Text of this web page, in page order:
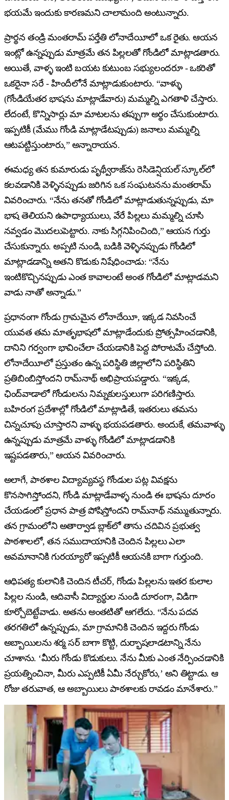
భయమే ఇందుకు కారణమని చాలామంది అంటున్నారు.
ప్రార్థన తండ్రి మంతరామ్ పర్తేతి లోనాదేయీలో ఒక రైతు. ఆయన
ఇంట్లో ఉన్నప్పుడు మాత్రమే తన పిల్లలతో గోండిలో మాట్లాడతారు.
అయితే, వాళ్ళ ఇంటి బయట కుటుంబ సభ్యులందరూ - ఒకరితో
ఒకరైనా సరే - హిందీలోనే మాట్లాడుకుంటారు. “వాళ్ళు
(గోండియేతర భాషను మాట్లాడేవారు) మమ్మల్ని ఎగతాళి చేస్తారు.
లేదంటే, కొన్నిసార్లు మా మాటలను తప్పుగా అర్థం చేసుకుంటారు.
ఇప్పటికీ (మేము గోండి మాట్లాడేటప్పుడు) జనాలు మమ్మల్ని
ఆటపట్టిస్తుంటారు,” అన్నారాయన.
ఈమధ్య తన కుమారుడు పృథ్వీరాజ్‌ను రెసిడెన్షియల్ స్కూల్‌లో
కలవడానికి వెళ్ళినప్పుడు జరిగిన ఒక సంఘటనను మంతరామ్
వివరించారు. “నేను తనతో గోండిలో మాట్లాడుతున్నప్పుడు, మా
భాష తెలియని ఉపాధ్యాయులు, వేరే పిల్లలు మమ్మల్ని చూసి
నవ్వడం మొదలుపెట్టారు. నాకు సిగ్గనిపించింది,” ఆయన గుర్తు
చేసుకున్నారు. అప్పటి నుండి, బడికి వెళ్ళినప్పుడు గోండిలో
మాట్లాడడాన్ని అతని కొడుకు నిషేధించాడు: “నేను
ఇంటికొచ్చినప్పుడు ఎంత కావాలంటే అంత గోండిలో మాట్లాడమని
వాడు నాతో అన్నాడు.”
ప్రధానంగా గోండు గ్రామమైన లోనాదేయీ, ఇక్కడ నివసించే
యువత తమ మాతృభాషలో మాట్లాడేందుకు ప్రోత్సహించడానికి,
దానిని గర్వంగా భావించేలా చేయడానికి పెద్ద పోరాటమే చేస్తోంది.
లోనాదేయీలో ప్రస్తుతం ఉన్న పరిస్థితి జిల్లాలోని పరిస్థితిని
ప్రతిబింబిస్తోందని రామ్‌నాథ్ అభిప్రాయపడ్డారు. “ఇక్కడ,
ఛింద్‌వాడాలో గోండులను నిమ్నకులస్తులుగా పరిగణిస్తారు.
బహిరంగ ప్రదేశాల్లో గోండిలో మాట్లాడితే, ఇతరులు తమను
చిన్నచూపు చూస్తారని వాళ్ళు భయపడతారు. అందుకే, తమవాళ్ళు
ఉన్నప్పుడు మాత్రమే వాళ్ళు గోండిలో మాట్లాడడానికి
ఇష్టపడతారు,” ఆయన వివరించారు.
అలాగే, పాఠశాల విద్యావ్యవస్థ గోండుల పట్ల వివక్షను
కొనసాగిస్తోందని, గోండి మాట్లాడేవాళ్ళ నుండి ఈ భాషను దూరం
చేయడంలో ప్రధాన పాత్ర పోషిస్తోందని రామ్‌నాథ్ నమ్ముతున్నారు.
తన గ్రామంలోని అతార్వాడ బ్లాక్‌లో తాను చదివిన ప్రభుత్వ
పాఠశాలలో, తన సముదాయానికి చెందిన పిల్లలు ఎలా
అవమానానికి గురయ్యారో ఇప్పటికీ ఆయనకి బాగా గుర్తుంది.
ఆధిపత్య కులానికి చెందిన టీచర్, గోండు పిల్లలను ఇతర కులాల
పిల్లల నుండి, ఆదివాసీ విద్యార్థుల నుండి దూరంగా, విడిగా
కూర్చోబెట్టేవాడు. అతను అంతటితో ఆగలేదు. “నేను పదవ
తరగతిలో ఉన్నప్పుడు, మా గ్రామానికి చెందిన ఇద్దరు గోండు
అబ్బాయిలను శర్మ సర్ బాగా కొట్టి, దుర్భాషలాడటాన్ని నేను
చూశాను. ‘మీరు గోండు కొడుకులు. నేను మీకు ఎంత నేర్పించడానికి
ప్రయత్నించినా, మీరు ఎప్పటికీ ఏమీ నేర్చుకోరు,’ అని తిట్టాడు. ఆ
రోజు తరువాత, ఆ అబ్బాయిలు పాఠశాలకు రావడం మానేశారు.”